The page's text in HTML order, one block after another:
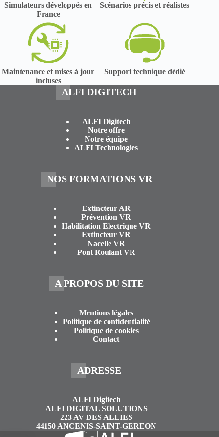
Simulateurs développés en
France
Scénarios précis et réalistes
Maintenance et mises à jour
incluses
Support technique dédié
ALFI DIGITECH
ALFI Digitech
Notre offre
Notre équipe
ALFI Technologies
NOS FORMATIONS VR
Extincteur AR
Prévention VR
Habilitation Electrique VR
Extincteur VR
Nacelle VR
Pont Roulant VR
A PROPOS DU SITE
Mentions légales
Politique de confidentialité
Politique de cookies
Contact
ADRESSE
ALFI Digitech
ALFI DIGITAL SOLUTIONS
223 AV DES ALLIES
44150 ANCENIS-SAINT-GEREON